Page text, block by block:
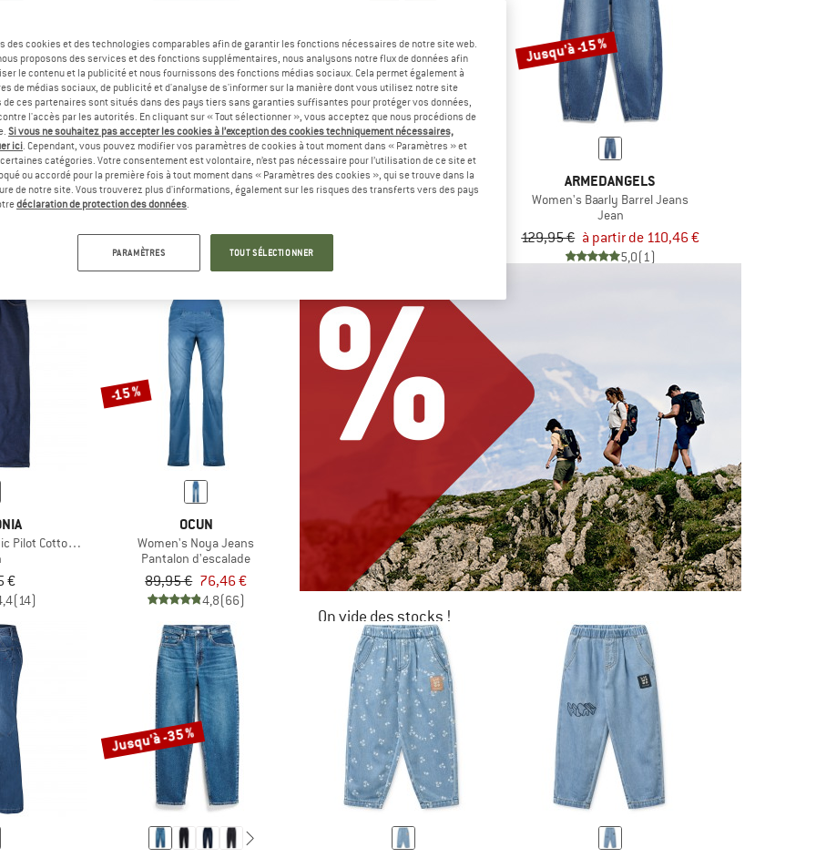
trekking
de 103,97 €
-43 %
ARMEDANGELS
Women's Mairaa
Jean
119,95 € 68,37 €
(9)
Jusqu'à -30 %
FJÄLLRÄVEN
159,95 €
Jusqu'à -15 %
ARMEDANGELS
Women's Baarly Barrel Jeans
Jean
129,95 € à partir de 110,46 €
5,0(1)
Pilot Cotton Straight Fit Jeans
€
(14)
-15 %
OCUN
Women's Noya Jeans
Pantalon d'escalade
89,95 € 76,46 €
4,8(66)
On vide des stocks !
JUSQU'À -60 %
LE DÉSTOCKAGE
Jusqu'à -35 %
des cookies et des technologies comparables afin de garantir les fonctions nécessaires de notre site web.
proposons des services et des fonctions supplémentaires, nous analysons notre flux de données afin
le contenu et la publicité et nous fournissons des fonctions médias sociaux. Cela permet également à
de médias sociaux, de publicité et d'analyse de s'informer sur la manière dont vous utilisez notre site
de ces partenaires sont situés dans des pays tiers sans garanties suffisantes pour protéger vos données,
l'accès par les autorités. En cliquant sur « Tout sélectionner », vous acceptez que nous procédions de
Si vous ne souhaitez pas accepter les cookies à l’exception des cookies techniquement nécessaires,
ici. Cependant, vous pouvez modifier vos paramètres de cookies à tout moment dans « Paramètres » et
catégories. Votre consentement est volontaire, n’est pas nécessaire pour l’utilisation de ce site et
ou accordé pour la première fois à tout moment dans « Paramètres des cookies », qui se trouve dans la
de notre site. Vous trouverez plus d'informations, également sur les risques des transferts vers des pays
déclaration de protection des données.
PARAMÈTRES TOUT SÉLECTIONNER